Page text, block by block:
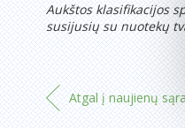
Aukštos klasifikacijos
susijusių su nuotekų
Atgal į naujienų